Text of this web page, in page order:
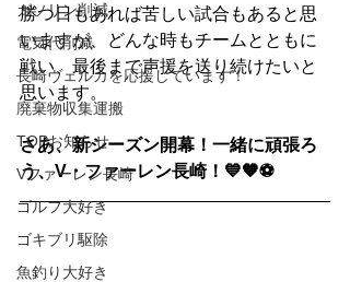
ガソリン削減
電気代削減
長崎ヴェルカを応援しています！
廃棄物収集運搬
TOPお知らせ
Vファーレン長崎
ゴルフ大好き
ゴキブリ駆除
魚釣り大好き
勝つ日もあれば苦しい試合もあると思
いますが、どんな時もチームとともに
戦い、最後まで声援を送り続けたいと
思います。
さあ、新シーズン開幕！一緒に頑張ろ
う、V・ファーレン長崎！💙🧡⚽